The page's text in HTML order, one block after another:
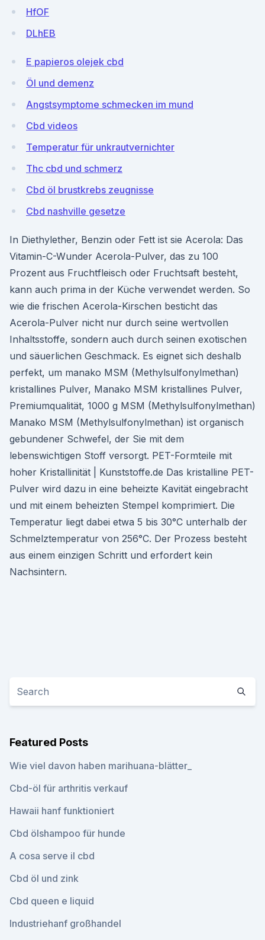
HfOF
DLhEB
E papieros olejek cbd
Öl und demenz
Angstsymptome schmecken im mund
Cbd videos
Temperatur für unkrautvernichter
Thc cbd und schmerz
Cbd öl brustkrebs zeugnisse
Cbd nashville gesetze
In Diethylether, Benzin oder Fett ist sie Acerola: Das
Vitamin-C-Wunder Acerola-Pulver, das zu 100
Prozent aus Fruchtfleisch oder Fruchtsaft besteht,
kann auch prima in der Küche verwendet werden. So
wie die frischen Acerola-Kirschen besticht das
Acerola-Pulver nicht nur durch seine wertvollen
Inhaltsstoffe, sondern auch durch seinen exotischen
und säuerlichen Geschmack. Es eignet sich deshalb
perfekt, um manako MSM (Methylsulfonylmethan)
kristallines Pulver, Manako MSM kristallines Pulver,
Premiumqualität, 1000 g MSM (Methylsulfonylmethan)
Manako MSM (Methylsulfonylmethan) ist organisch
gebundener Schwefel, der Sie mit dem
lebenswichtigen Stoff versorgt. PET-Formteile mit
hoher Kristallinität | Kunststoffe.de Das kristalline PET-
Pulver wird dazu in eine beheizte Kavität eingebracht
und mit einem beheizten Stempel komprimiert. Die
Temperatur liegt dabei etwa 5 bis 30°C unterhalb der
Schmelztemperatur von 256°C. Der Prozess besteht
aus einem einzigen Schritt und erfordert kein
Nachsintern.
Featured Posts
Wie viel davon haben marihuana-blätter_
Cbd-öl für arthritis verkauf
Hawaii hanf funktioniert
Cbd ölshampoo für hunde
A cosa serve il cbd
Cbd öl und zink
Cbd queen e liquid
Industriehanf großhandel